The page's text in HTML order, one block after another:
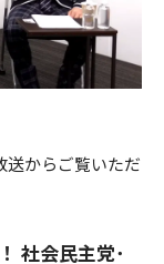
からご覧いただ
社会民主党･